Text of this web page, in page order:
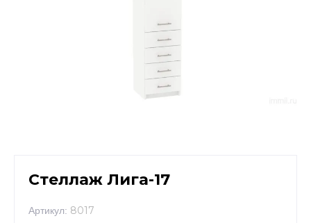
Стеллаж Лига-17
Артикул: 8017